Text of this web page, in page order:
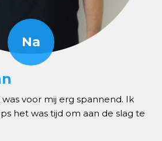
was voor mij erg spannend. Ik
het was tijd om aan de slag te